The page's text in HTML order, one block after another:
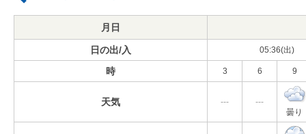
月日
日の出/入 05:36(出)
時 3 6 9
天気 ---
---
曇り